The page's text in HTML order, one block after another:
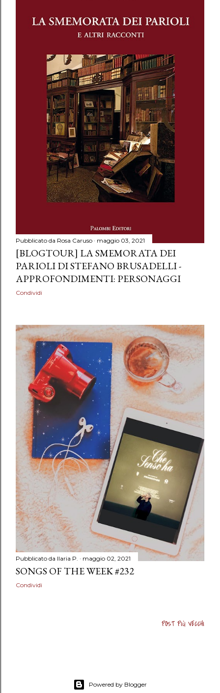
Pubblicato da Rosa Caruso maggio 03, 2021
[BLOGTOUR] LA SMEMORATA DEI
PARIOLI DI STEFANO BRUSADELLI -
APPROFONDIMENTI: PERSONAGGI
Condividi
Pubblicato da Ilaria P. maggio 02, 2021
SONGS OF THE WEEK #232
Condividi
POST PIÙ VECCHI
Powered by Blogger